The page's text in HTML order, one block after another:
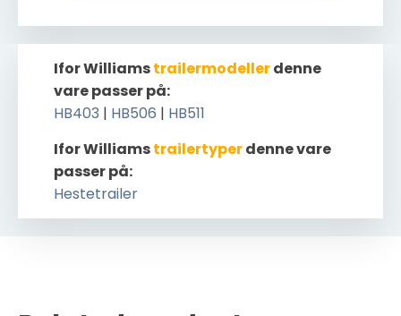
Ifor Williamstrailertyperdenne vare
passer på:
Hestetrailer
Ifor Williamstrailermodellerdenne
vare passer på:
HB403 | HB506 | HB511